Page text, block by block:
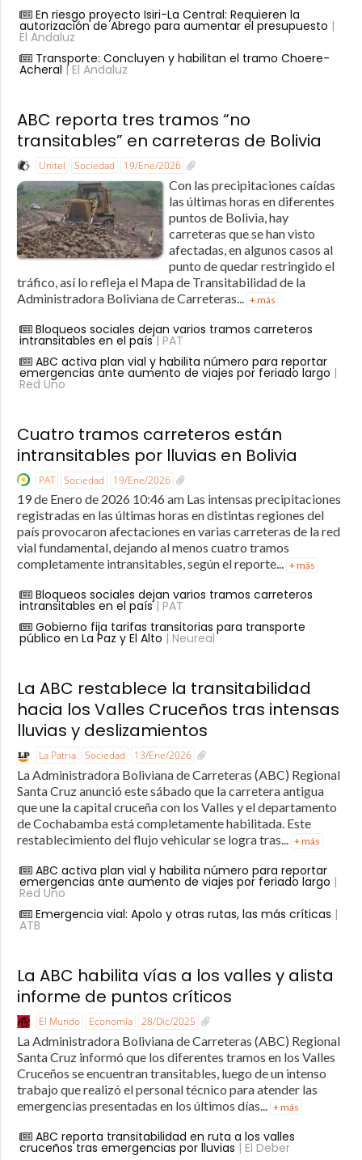
En riesgo proyecto Isiri-La Central: Requieren la
autorización de Abrego para aumentar el presupuesto |
El Andaluz
Transporte: Concluyen y habilitan el tramo Choere-
Acheral | El Andaluz
ABC reporta tres tramos “no
transitables” en carreteras de Bolivia
Unitel Sociedad 19/Ene/2026
Con las precipitaciones caídas
las últimas horas en diferentes
puntos de Bolivia, hay
carreteras que se han visto
afectadas, en algunos casos al
punto de quedar restringido el
tráfico, así lo refleja el Mapa de Transitabilidad de la
Administradora Boliviana de Carreteras...
+ más
Bloqueos sociales dejan varios tramos carreteros
intransitables en el país| PAT
ABC activa plan vial y habilita número para reportar
emergencias ante aumento de viajes por feriado largo |
Red Uno
Cuatro tramos carreteros están
intransitables por lluvias en Bolivia
PAT Sociedad 19/Ene/2026
19 de Enero de 2026 10:46 am Las intensas precipitaciones
registradas en las últimas horas en distintas regiones del
país provocaron afectaciones en varias carreteras de la red
vial fundamental, dejando al menos cuatro tramos
completamente intransitables, según el reporte... + más
Bloqueos sociales dejan varios tramos carreteros
intransitables en el país| PAT
Gobierno fija tarifas transitorias para transporte
público en La Paz y El Alto | Neureal
La ABC restablece la transitabilidad
hacia los Valles Cruceños tras intensas
lluvias y deslizamientos
La Patria Sociedad 13/Ene/2026
La Administradora Boliviana de Carreteras (ABC) Regional
Santa Cruz anunció este sábado que la carretera antigua
que une la capital cruceña con los Valles y el departamento
de Cochabamba está completamente habilitada. Este
restablecimiento del flujo vehicular se logra tras... + más
ABC activa plan vial y habilita número para reportar
emergencias ante aumento de viajes por feriado largo |
Red Uno
Emergencia vial: Apolo y otras rutas, las más críticas |
ATB
La ABC habilita vías a los valles y alista
informe de puntos críticos
El Mundo Economía 28/Dic/2025
La Administradora Boliviana de Carreteras (ABC) Regional
Santa Cruz informó que los diferentes tramos en los Valles
Cruceños se encuentran transitables, luego de un intenso
trabajo que realizó el personal técnico para atender las
emergencias presentadas en los últimos días... + más
ABC reporta transitabilidad en ruta a los valles
cruceños tras emergencias por lluvias | El Deber